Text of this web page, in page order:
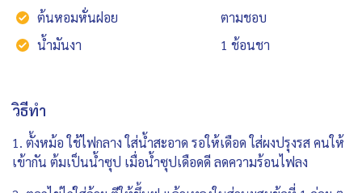
ต้นหอมหั่นฝอย
ตามชอบ
น้ำมันงา
1 ช้อนชา
วิธีทำ
1. ตั้งหม้อ ใช้ไฟกลาง ใส่น้ำสะอาด รอให้เดือด ใส่ผงปรุงรส คนให้
เข้ากัน ต้มเป็นน้ำซุป เมื่อน้ำซุปเดือดดี ลดความร้อนไฟลง